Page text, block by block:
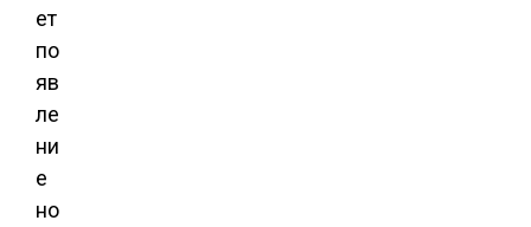
ет
по
яв
ле
ни
е
но